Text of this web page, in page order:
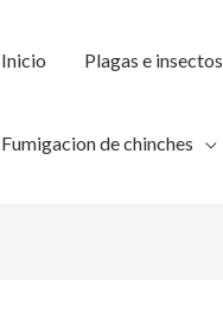
Inicio Plagas e insectos
Fumigacion de chinches